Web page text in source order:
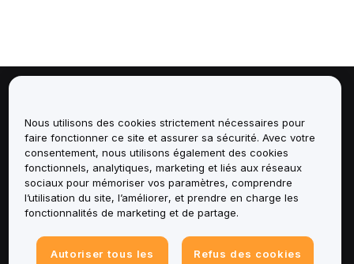
Services
Assistance
Produits
Mentions légales
Nous utilisons des cookies strictement nécessaires pour
faire fonctionner ce site et assurer sa sécurité. Avec votre
consentement, nous utilisons également des cookies
fonctionnels, analytiques, marketing et liés aux réseaux
sociaux pour mémoriser vos paramètres, comprendre
l’utilisation du site, l’améliorer, et prendre en charge les
fonctionnalités de marketing et de partage.
Autoriser tous les
Refus des cookies